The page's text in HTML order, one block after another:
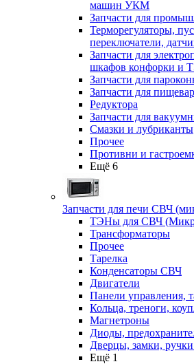
машин УКМ
Запчасти для
Терморегуляторы,
переключатели,
Запчасти для
шкафов конфорки и
Запчасти для
Запчасти для
Редуктора
Запчасти для
Смазки и лубриканты
Прочее
Противни и
Ещё 6
Запчасти для печи СВЧ
ТЭНы для СВЧ
Трансформаторы
Прочее
Тарелка
Конденсаторы СВЧ
Двигатели
Панели управления,
Кольца, треноги,
Магнетроны
Диоды,
Дверцы, замки, ручки
Ещё 1